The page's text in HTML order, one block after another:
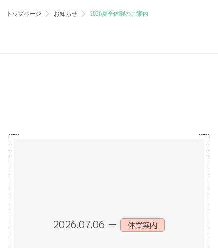
トップページ お知らせ 2026夏季休暇のご案内
2026.07.06 ー 休業案内